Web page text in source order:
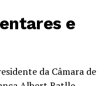
e
da Câmara de